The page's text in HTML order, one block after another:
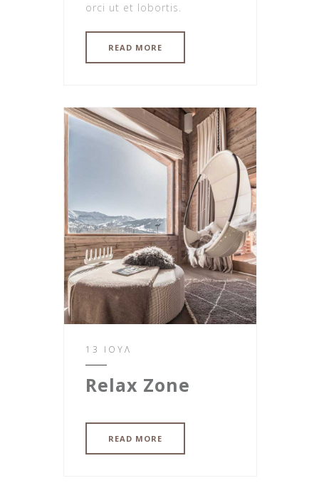
orci ut et lobortis.
READ MORE
13 ΙΟΎΛ
Relax Zone
READ MORE